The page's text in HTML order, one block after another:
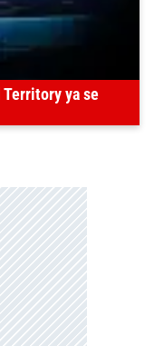
Territory ya se